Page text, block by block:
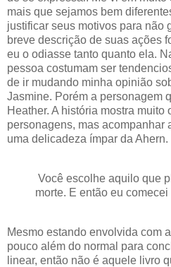
mais que sejamos bem
justificar seus motivos para não
breve descrição de suas ações
eu o odiasse tanto quanto ela.
pessoa costumam ser
de ir mudando minha opinião
Jasmine. Porém a personagem
Heather. A história mostra muito
personagens, mas acompanhar
uma delicadeza ímpar da Ahern.
Você escolhe aquilo que
morte. E então eu comecei
Mesmo estando envolvida com
pouco além do normal para
linear, então não é aquele livro